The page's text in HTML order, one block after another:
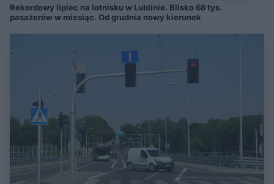
Rekordowy lipiec na lotnisku w Lublinie. Blisko 68 tys.
pasażerów w miesiąc. Od grudnia nowy kierunek